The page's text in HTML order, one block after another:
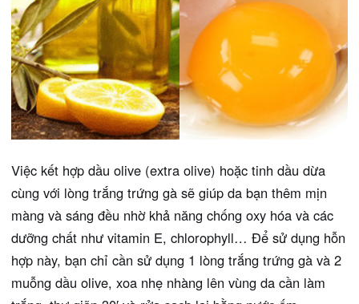
Việc kết hợp dầu olive (extra olive) hoặc tinh dầu dừa
cùng với lòng trắng trứng gà sẽ giúp da bạn thêm mịn
màng và sáng đều nhờ khả năng chống oxy hóa và các
dưỡng chất như vitamin E, chlorophyll… Để sử dụng hỗn
hợp này, bạn chỉ cần sử dụng 1 lòng trắng trứng gà và 2
muỗng dầu olive, xoa nhẹ nhàng lên vùng da cần làm